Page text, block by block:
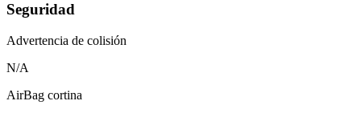
Seguridad
Advertencia de colisión
N/A
AirBag cortina